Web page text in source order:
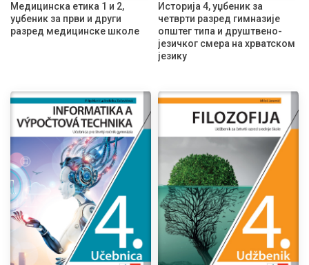
Медицинска етика 1 и 2,
уџбеник за први и други
разред медицинске школе
Историја 4, уџбеник за
четврти разред гимназије
општег типа и друштвено-
језичког смера на хрватском
језику